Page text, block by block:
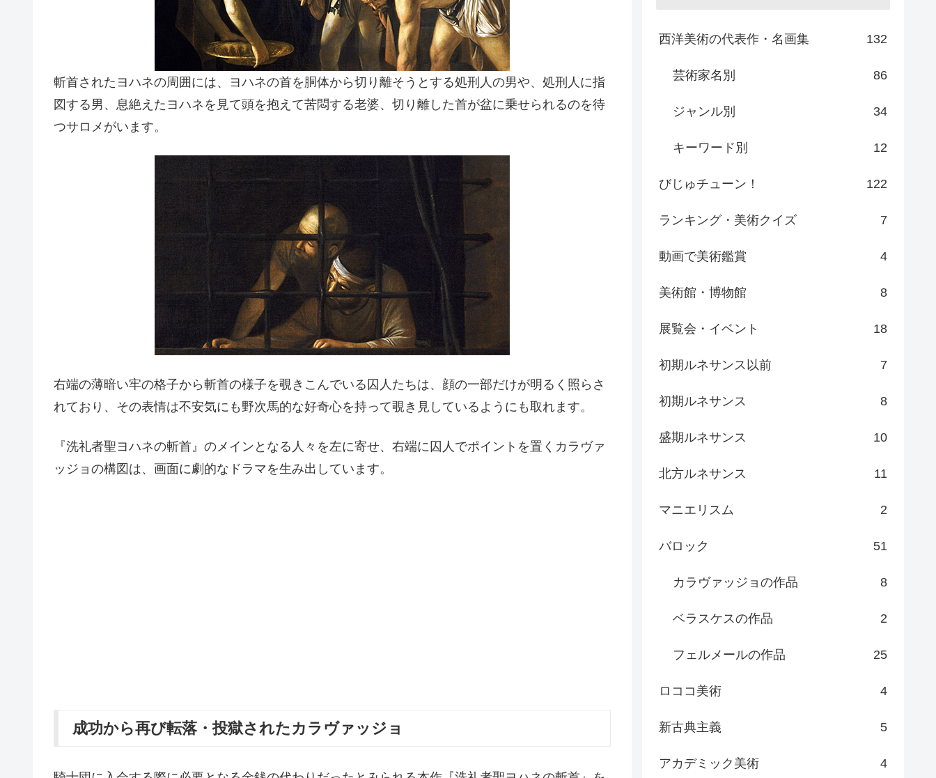
斬首されたヨハネの周囲には、ヨハネの首を胴体から切り離そうとする処刑人の男や、処刑人に指
図する男、息絶えたヨハネを見て頭を抱えて苦悶する老婆、切り離した首が盆に乗せられるのを待
つサロメがいます。
右端の薄暗い牢の格子から斬首の様子を覗きこんでいる囚人たちは、顔の一部だけが明るく照らさ
れており、その表情は不安気にも野次馬的な好奇心を持って覗き見しているようにも取れます。
『洗礼者聖ヨハネの斬首』のメインとなる人々を左に寄せ、右端に囚人でポイントを置くカラヴァ
ッジョの構図は、画面に劇的なドラマを生み出しています。
成功から再び転落・投獄されたカラヴァッジョ
西洋美術の代表作・名画集 132
芸術家名別 86
ジャンル別 34
キーワード別 12
びじゅチューン！ 122
ランキング・美術クイズ 7
動画で美術鑑賞 4
美術館・博物館 8
展覧会・イベント 18
初期ルネサンス以前 7
初期ルネサンス 8
盛期ルネサンス 10
北方ルネサンス 11
マニエリスム 2
バロック 51
カラヴァッジョの作品 8
ベラスケスの作品 2
フェルメールの作品 25
ロココ美術 4
新古典主義 5
アカデミック美術 4